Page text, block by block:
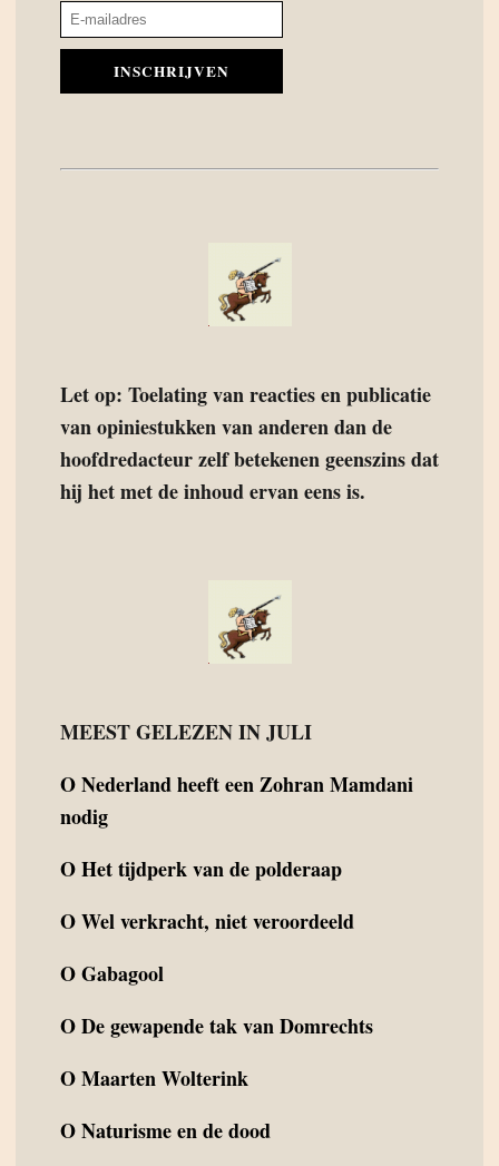
INSCHRIJVEN
Let op: Toelating van reacties en publicatie
van opiniestukken van anderen dan de
hoofdredacteur zelf betekenen geenszins dat
hij het met de inhoud ervan eens is.
MEEST GELEZEN IN JULI
ONederland heeft een Zohran Mamdani
nodig
OHet tijdperk van de polderaap
OWel verkracht, niet veroordeeld
OGabagool
ODe gewapende tak van Domrechts
OMaarten Wolterink
ONaturisme en de dood